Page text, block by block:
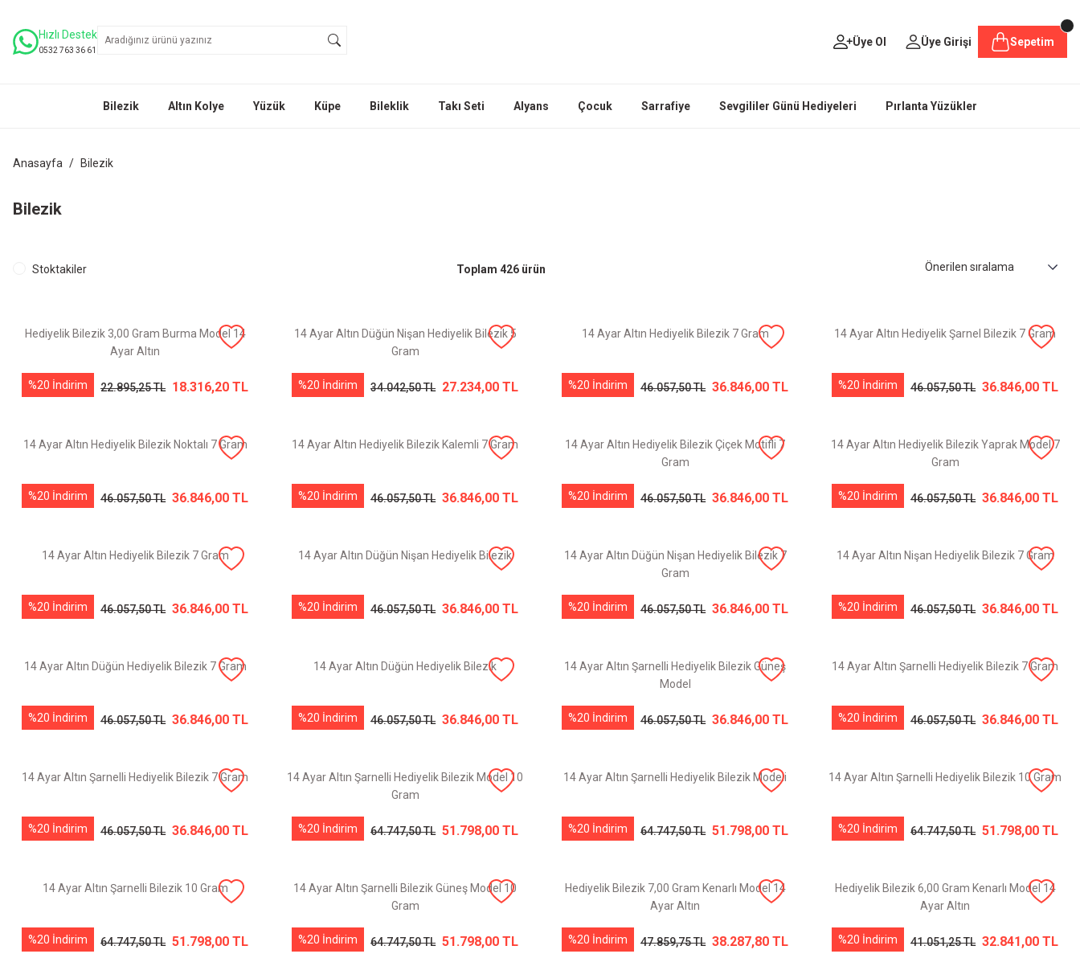
Hızlı Destek
0532 763 36 61
Üye Ol Üye Girişi Sepetim
Bilezik Altın Kolye Yüzük Küpe Bileklik Takı Seti Alyans Çocuk Sarrafiye Sevgililer Günü Hediyeleri Pırlanta Yüzükler
Anasayfa Bilezik
Bilezik
Stoktakiler Toplam 426 ürün
Hediyelik Bilezik 3,00 Gram Burma Model 14
Ayar Altın
%20 İndirim 22.895,25 TL 18.316,20 TL
14 Ayar Altın Düğün Nişan Hediyelik Bilezik 5
Gram
%20 İndirim 34.042,50 TL 27.234,00 TL
14 Ayar Altın Hediyelik Bilezik 7 Gram
%20 İndirim 46.057,50 TL 36.846,00 TL
14 Ayar Altın Hediyelik Şarnel Bilezik 7 Gram
%20 İndirim 46.057,50 TL 36.846,00 TL
14 Ayar Altın Hediyelik Bilezik Noktalı 7 Gram
%20 İndirim 46.057,50 TL 36.846,00 TL
14 Ayar Altın Hediyelik Bilezik Kalemli 7 Gram
%20 İndirim 46.057,50 TL 36.846,00 TL
14 Ayar Altın Hediyelik Bilezik Çiçek Motifli 7
Gram
%20 İndirim 46.057,50 TL 36.846,00 TL
14 Ayar Altın Hediyelik Bilezik Yaprak Model 7
Gram
%20 İndirim 46.057,50 TL 36.846,00 TL
14 Ayar Altın Hediyelik Bilezik 7 Gram
%20 İndirim 46.057,50 TL 36.846,00 TL
14 Ayar Altın Düğün Nişan Hediyelik Bilezik
%20 İndirim 46.057,50 TL 36.846,00 TL
14 Ayar Altın Düğün Nişan Hediyelik Bilezik 7
Gram
%20 İndirim 46.057,50 TL 36.846,00 TL
14 Ayar Altın Nişan Hediyelik Bilezik 7 Gram
%20 İndirim 46.057,50 TL 36.846,00 TL
14 Ayar Altın Düğün Hediyelik Bilezik 7 Gram
%20 İndirim 46.057,50 TL 36.846,00 TL
14 Ayar Altın Düğün Hediyelik Bilezik
%20 İndirim 46.057,50 TL 36.846,00 TL
14 Ayar Altın Şarnelli Hediyelik Bilezik Güneş
Model
%20 İndirim 46.057,50 TL 36.846,00 TL
14 Ayar Altın Şarnelli Hediyelik Bilezik 7 Gram
%20 İndirim 46.057,50 TL 36.846,00 TL
14 Ayar Altın Şarnelli Hediyelik Bilezik 7 Gram
%20 İndirim 46.057,50 TL 36.846,00 TL
14 Ayar Altın Şarnelli Hediyelik Bilezik Model 10
Gram
%20 İndirim 64.747,50 TL 51.798,00 TL
14 Ayar Altın Şarnelli Hediyelik Bilezik Modeli
%20 İndirim 64.747,50 TL 51.798,00 TL
14 Ayar Altın Şarnelli Hediyelik Bilezik 10 Gram
%20 İndirim 64.747,50 TL 51.798,00 TL
14 Ayar Altın Şarnelli Bilezik 10 Gram
%20 İndirim 64.747,50 TL 51.798,00 TL
14 Ayar Altın Şarnelli Bilezik Güneş Model 10
Gram
%20 İndirim 64.747,50 TL 51.798,00 TL
Hediyelik Bilezik 7,00 Gram Kenarlı Model 14
Ayar Altın
%20 İndirim 47.859,75 TL 38.287,80 TL
Hediyelik Bilezik 6,00 Gram Kenarlı Model 14
Ayar Altın
%20 İndirim 41.051,25 TL 32.841,00 TL